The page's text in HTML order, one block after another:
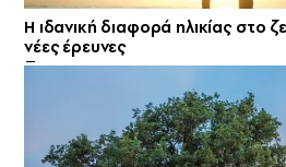
Η ιδανική διαφορά ηλικίας στο
νέες έρευνες